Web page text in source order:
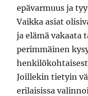
epävarmuus ja
Vaikka asiat
ja elämä vakaata
perimmäinen
Joillekin tietyin
erilaisissa